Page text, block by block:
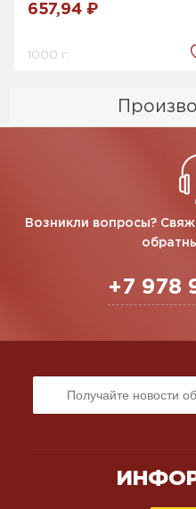
657,94 ₽
1000 г.
Возникли вопросы?
+7 978